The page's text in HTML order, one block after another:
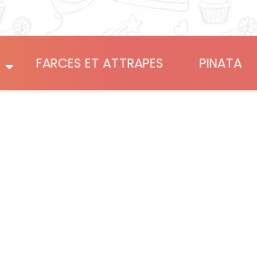
FARCES ET ATTRAPES PINATA